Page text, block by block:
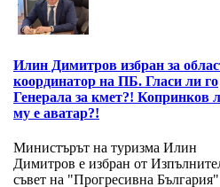
Илин Димитров избран за
координатор на ПБ. Гласи ли го
Генерала за кмет?! Копринков
му е аватар?!
Министърът на туризма Илин
Димитров е избран от
съвет на "Прогресивна България"